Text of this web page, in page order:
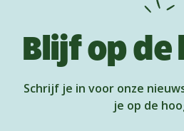
Blijf op
Schrijf je in voor onze
je op de